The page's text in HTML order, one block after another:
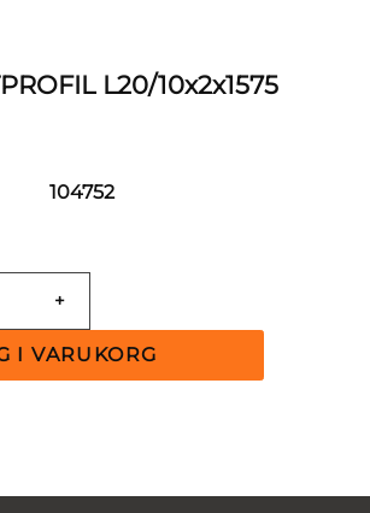
L20/10x2x1575
+
104752